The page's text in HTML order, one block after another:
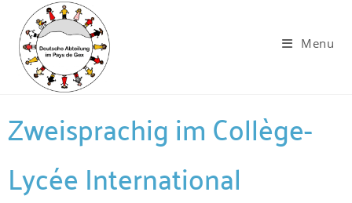
Menu
Zweisprachig im Collège-
Lycée International